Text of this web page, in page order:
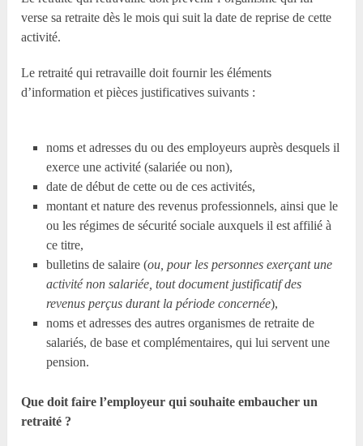
verse sa retraite dès le mois qui suit la date de reprise de cette
activité.
Le retraité qui retravaille doit fournir les éléments
d’information et pièces justificatives suivants :
noms et adresses du ou des employeurs auprès desquels il
exerce une activité (salariée ou non),
date de début de cette ou de ces activités,
montant et nature des revenus professionnels, ainsi que le
ou les régimes de sécurité sociale auxquels il est affilié à
ce titre,
bulletins de salaire (ou, pour les personnes exerçant une
activité non salariée, tout document justificatif des
revenus perçus durant la période concernée),
noms et adresses des autres organismes de retraite de
salariés, de base et complémentaires, qui lui servent une
pension.
Que doit faire l’employeur qui souhaite embaucher un
retraité ?